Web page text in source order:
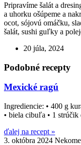
Pripravíme šalát a
a uhorku ošúpeme a
ocot, sójovú omáčku,
šalát, sushi guľky a
20 júla, 2024
Podobné recepty
Mexické ragú
Ingrediencie: • 400 g
• biela cibuľa • 1
ďalej na recept »
3. októbra 2024